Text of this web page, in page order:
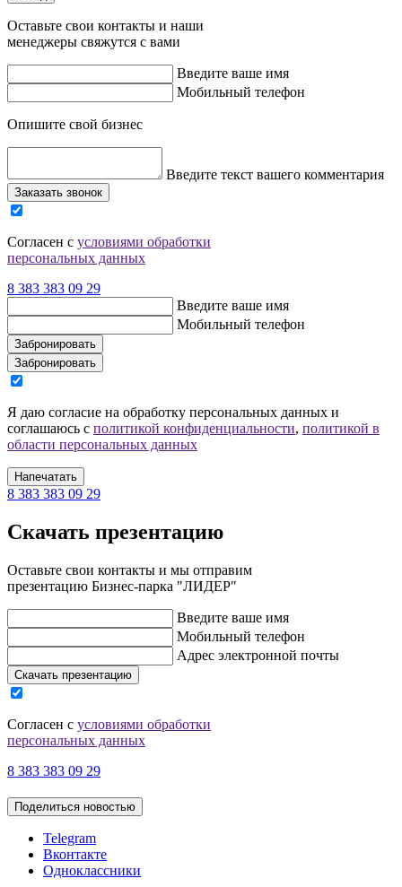
Оставьте свои контакты и наши
менеджеры свяжутся с вами
Введите ваше имя
Мобильный телефон
Опишите свой бизнес
Введите текст вашего комментария
Заказать звонок
Согласен с условиями обработки
персональных данных
8 383 383 09 29
Введите ваше имя
Мобильный телефон
Забронировать
Забронировать
Я даю согласие на обработку персональных данных и
соглашаюсь c политикой конфиденциальности, политикой в
области персональных данных
Напечатать
8 383 383 09 29
Скачать презентацию
Оставьте свои контакты и мы отправим
презентацию Бизнес-парка "ЛИДЕР"
Введите ваше имя
Мобильный телефон
Адрес электронной почты
Скачать презентацию
Согласен с условиями обработки
персональных данных
8 383 383 09 29
Поделиться новостью
Telegram
Вконтакте
Одноклассники